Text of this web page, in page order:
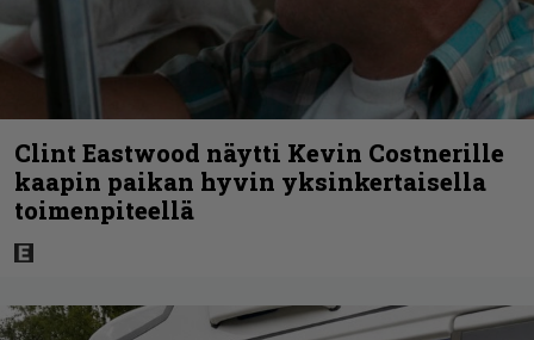
Clint Eastwood näytti Kevin Costnerille
kaapin paikan hyvin yksinkertaisella
toimenpiteellä